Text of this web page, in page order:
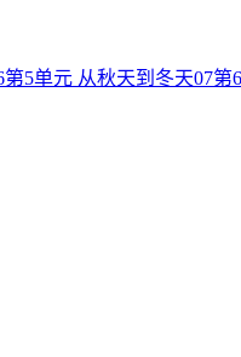
第5单元 从秋天到冬天07第